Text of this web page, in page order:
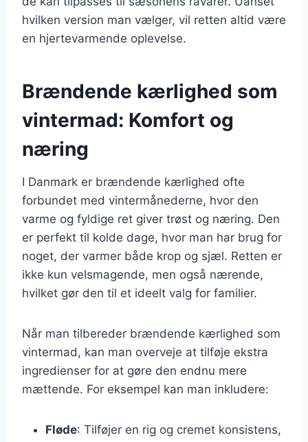
hvilken version man vælger, vil retten altid være
en hjertevarmende oplevelse.
Brændende kærlighed som
vintermad: Komfort og
næring
I Danmark er brændende kærlighed ofte
forbundet med vintermånederne, hvor den
varme og fyldige ret giver trøst og næring. Den
er perfekt til kolde dage, hvor man har brug for
noget, der varmer både krop og sjæl. Retten er
ikke kun velsmagende, men også nærende,
hvilket gør den til et ideelt valg for familier.
Når man tilbereder brændende kærlighed som
vintermad, kan man overveje at tilføje ekstra
ingredienser for at gøre den endnu mere
mættende. For eksempel kan man inkludere:
Fløde: Tilføjer en rig og cremet konsistens,